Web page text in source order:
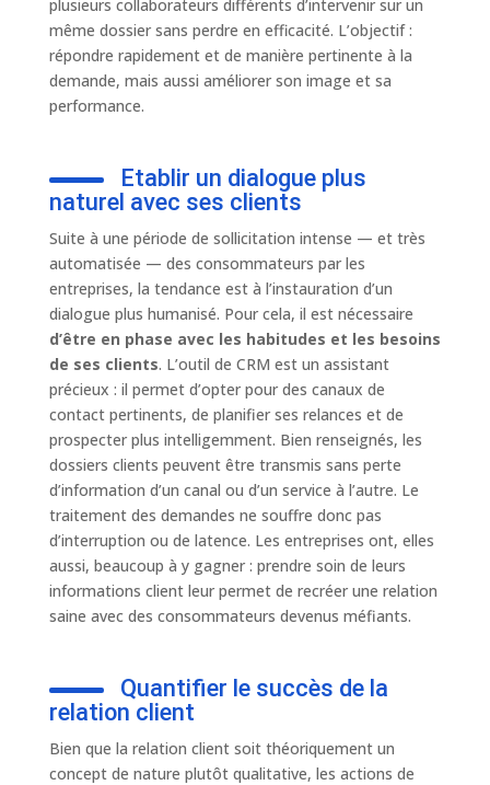
plusieurs collaborateurs différents d’intervenir sur un
même dossier sans perdre en efficacité. L’objectif :
répondre rapidement et de manière pertinente à la
demande, mais aussi améliorer son image et sa
performance.
Etablir un dialogue plus
naturel avec ses clients
Suite à une période de sollicitation intense — et très
automatisée — des consommateurs par les
entreprises, la tendance est à l’instauration d’un
dialogue plus humanisé. Pour cela, il est nécessaire
d’être en phase avec les habitudes et les besoins
de ses clients. L’outil de CRM est un assistant
précieux : il permet d’opter pour des canaux de
contact pertinents, de planifier ses relances et de
prospecter plus intelligemment. Bien renseignés, les
dossiers clients peuvent être transmis sans perte
d’information d’un canal ou d’un service à l’autre. Le
traitement des demandes ne souffre donc pas
d’interruption ou de latence. Les entreprises ont, elles
aussi, beaucoup à y gagner : prendre soin de leurs
informations client leur permet de recréer une relation
saine avec des consommateurs devenus méfiants.
Quantifier le succès de la
relation client
Bien que la relation client soit théoriquement un
concept de nature plutôt qualitative, les actions de